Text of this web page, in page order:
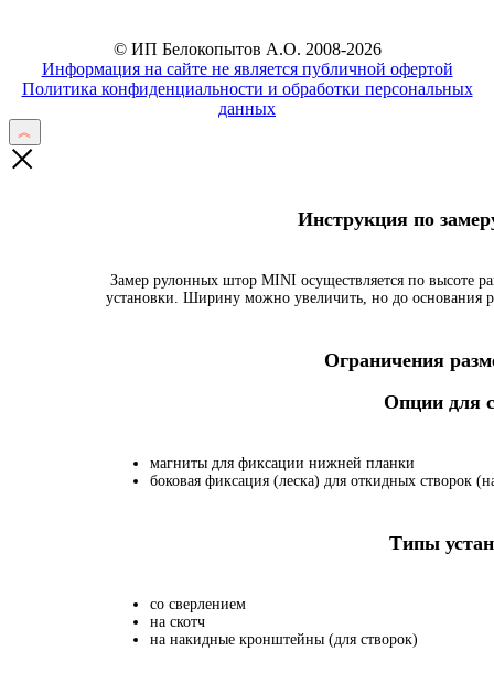
© ИП Белокопытов А.О. 2008-2026
Информация на сайте не является публичной офертой
Политика конфиденциальности и обработки персональных
данных
Инструкция по
Замер рулонных штор MINI осуществляется по высоте
установки. Ширину можно увеличить, но до основания
Ограничения
Опции для
магниты для фиксации нижней планки
боковая фиксация (леска) для откидных створок
Типы
со сверлением
на скотч
на накидные кронштейны (для створок)